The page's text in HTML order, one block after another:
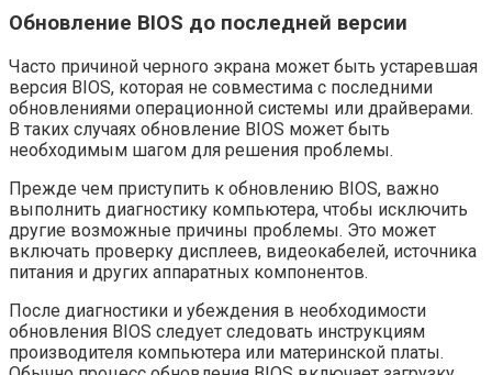
Обновление BIOS до последней версии
Часто причиной черного экрана может быть устаревшая
версия BIOS, которая не совместима с последними
обновлениями операционной системы или драйверами.
В таких случаях обновление BIOS может быть
необходимым шагом для решения проблемы.
Прежде чем приступить к обновлению BIOS, важно
выполнить диагностику компьютера, чтобы исключить
другие возможные причины проблемы. Это может
включать проверку дисплеев, видеокабелей, источника
питания и других аппаратных компонентов.
После диагностики и убеждения в необходимости
обновления BIOS следует следовать инструкциям
производителя компьютера или материнской платы.